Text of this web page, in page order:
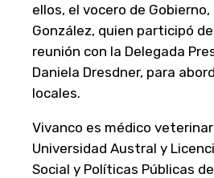
ellos, el vocero de
González, quien participó
reunión con la Delegada
Daniela Dresdner, para
locales.
Vivanco es médico
Universidad Austral y
Social y Políticas Públicas